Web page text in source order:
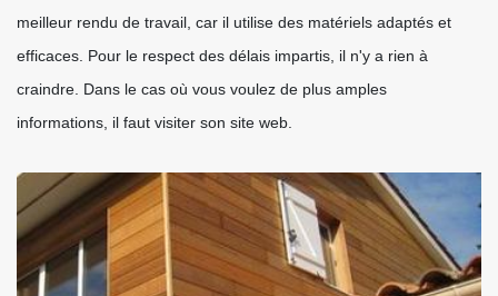
meilleur rendu de travail, car il utilise des matériels adaptés et
efficaces. Pour le respect des délais impartis, il n'y a rien à
craindre. Dans le cas où vous voulez de plus amples
informations, il faut visiter son site web.